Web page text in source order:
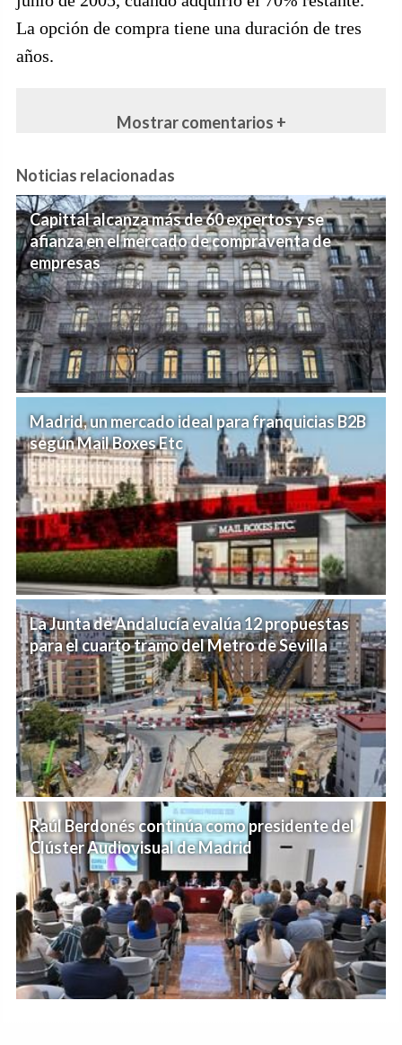
La opción de compra tiene una duración de tres
años.
Mostrar comentarios +
Noticias relacionadas
Capittal alcanza más de 60 expertos y se
afianza en el mercado de compraventa de
empresas
Madrid, un mercado ideal para franquicias B2B
según Mail Boxes Etc
La Junta de Andalucía evalúa 12 propuestas
para el cuarto tramo del Metro de Sevilla
Raúl Berdonés continúa como presidente del
Clúster Audiovisual de Madrid